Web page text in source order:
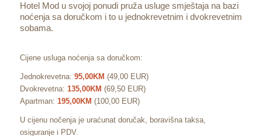
Hotel Mod u svojoj ponudi pruža usluge smještaja na bazi
noćenja sa doručkom i to u jednokrevetnim i dvokrevetnim
sobama.
Cijene usluga noćenja sa doručkom:
Jednokrevetna: 95,00KM (49,00 EUR)
Dvokrevetna: 135,00KM (69,50 EUR)
Apartman: 195,00KM (100,00 EUR)
U cijenu nočenja je uraćunat doručak, boravišna taksa,
osiguranje i PDV.